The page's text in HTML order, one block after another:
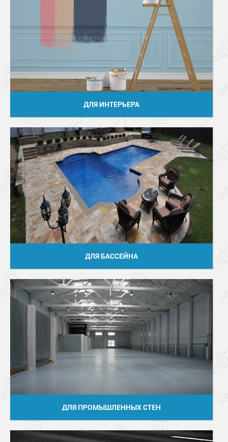
ДЛЯ ИНТЕРЬЕРА
ДЛЯ БАССЕЙНА
ДЛЯ ПРОМЫШЛЕННЫХ СТЕН